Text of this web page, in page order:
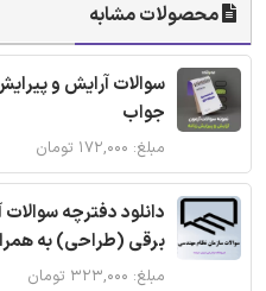
محصولات مشابه
سوالات آرایش و
جواب
مبلغ: ۱۷۲,۰۰۰ تومان
دانلود دفترچه
برقی (طراحی) به
مبلغ: ۳۲۳,۰۰۰ تومان